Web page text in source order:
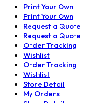
Print Your Own
Print Your Own
Request a Quote
Request a Quote
Order Tracking
Wishlist
Order Tracking
Wishlist
Store Detail
My Orders